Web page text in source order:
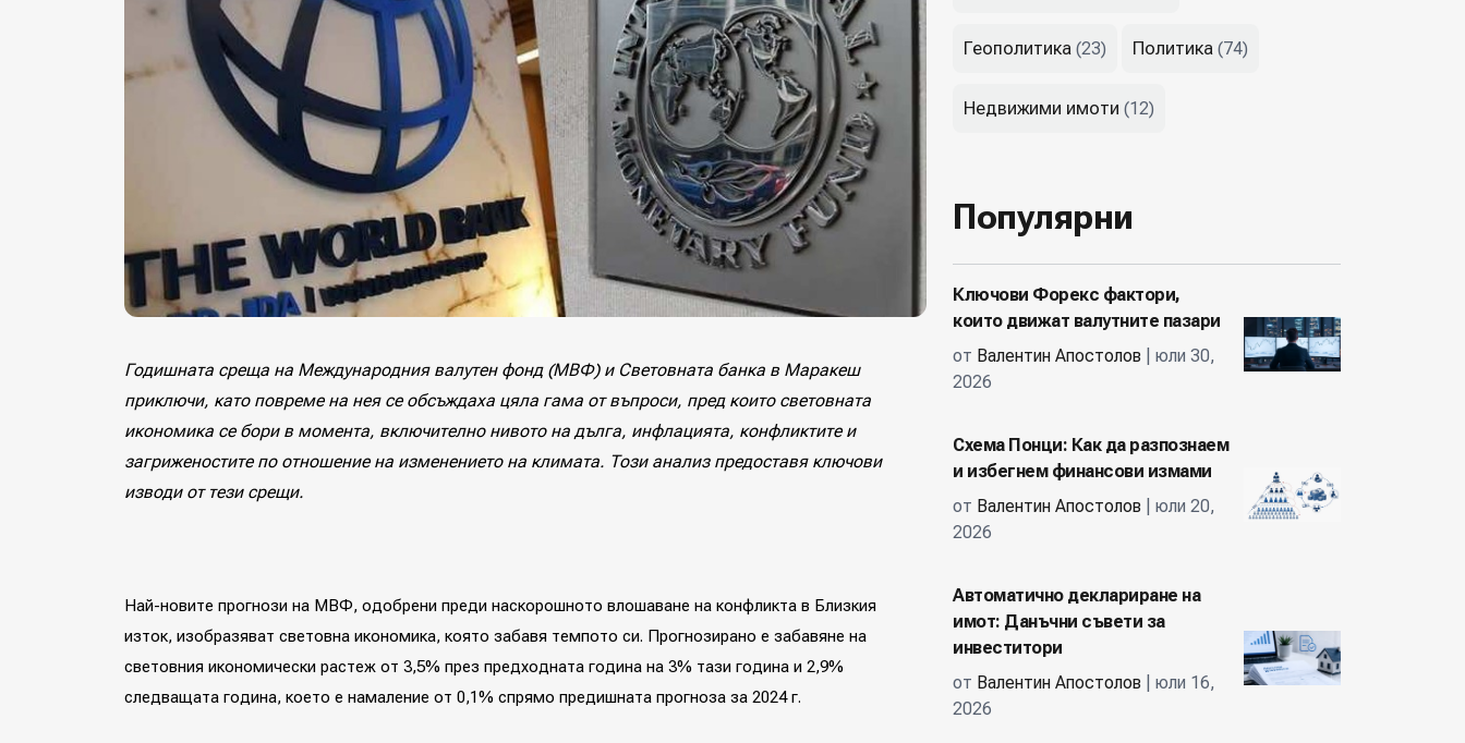
Годишната среща на Международния валутен фонд (МВФ) и Световната банка в Маракеш
приключи, като повреме на нея се обсъждаха цяла гама от въпроси, пред които световната
икономика се бори в момента, включително нивото на дълга, инфлацията, конфликтите и
загриженостите по отношение на изменението на климата. Този анализ предоставя ключови
изводи от тези срещи.
Най-новите прогнози на МВФ, одобрени преди наскорошното влошаване на конфликта в Близкия
изток, изобразяват световна икономика, която забавя темпото си. Прогнозирано е забавяне на
световния икономически растеж от 3,5% през предходната година на 3% тази година и 2,9%
следващата година, което е намаление от 0,1% спрямо предишната прогноза за 2024 г.
Геополитика (23) Политика (74)
Недвижими имоти (12)
Популярни
Ключови Форекс фактори,
които движат валутните пазари
от Валентин Апостолов | юли 30,
2026
Схема Понци: Как да разпознаем
и избегнем финансови измами
от Валентин Апостолов | юли 20,
2026
Автоматично деклариране на
имот: Данъчни съвети за
инвеститори
от Валентин Апостолов | юли 16,
2026